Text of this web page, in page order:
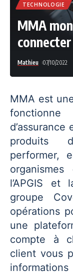
TECHNOLOGIE
MMA
Mathieu 07/10/2022
MMA est
produits
performer,
l’APGIS
groupe
opérations
une
compte à
client vous